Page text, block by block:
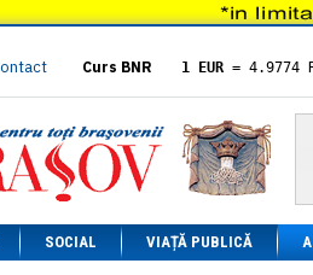
Curs BNR 1 EUR = 4.9774
= 5.8304
1 XAU= 464.4611
1 AED= 1.1933
1 AUD= 2.7957
1 BGN= 2.5449
1 CAD= 3.1559
1 CHF= 5.2813
SOCIAL VIAȚĂ PUBLICĂ